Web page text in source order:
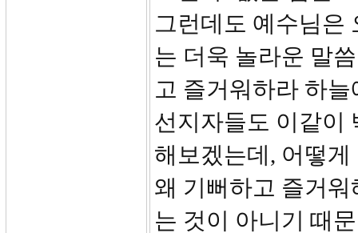
그런데도 예수님은
는 더욱 놀라운 말
고 즐거워하라 하
선지자들도 이같이
해보겠는데, 어떻
왜 기뻐하고 즐거
는 것이 아니기 때